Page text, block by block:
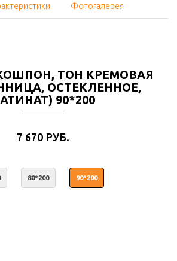
Фотогалерея
ТОН КРЕМОВАЯ
ОСТЕКЛЕННОЕ,
90*200
7 670 РУБ.
80*200 90*200